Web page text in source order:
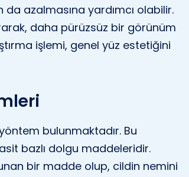
da azalmasına yardımcı olabilir.
daha pürüzsüz bir görünüm
işlemi, genel yüz estetiğini
bulunmaktadır. Bu
bazlı dolgu maddeleridir.
bir madde olup, cildin nemini